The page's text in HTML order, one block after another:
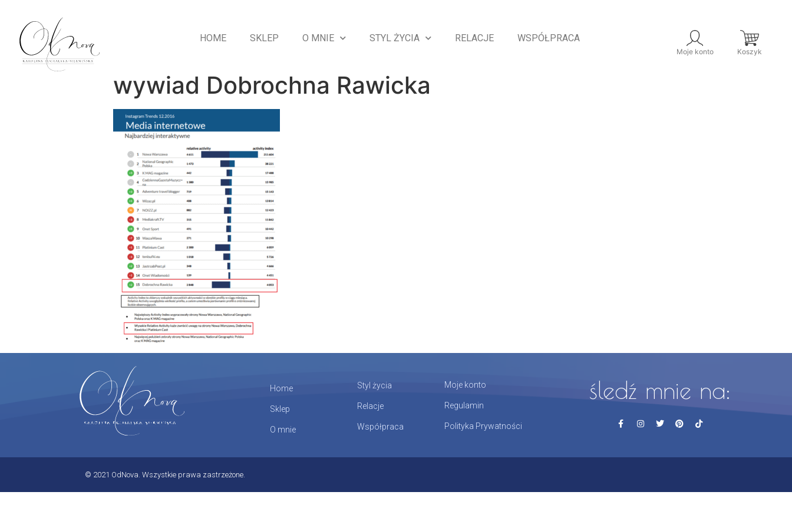
HOME SKLEP O MNIE STYL ŻYCIA RELACJE WSPÓŁPRACA
Moje konto Koszyk
wywiad Dobrochna Rawicka
Home
Sklep
O mnie
Styl życia
Relacje
Współpraca
Moje konto
Regulamin
Polityka Prywatności
śledź mnie na:
© 2021 OdNova. Wszystkie prawa zastrzeżone.